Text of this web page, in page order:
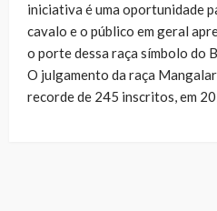
iniciativa é uma oportunidade
cavalo e o público em geral
o porte dessa raça símbolo do
O julgamento da raça
recorde de 245 inscritos, em